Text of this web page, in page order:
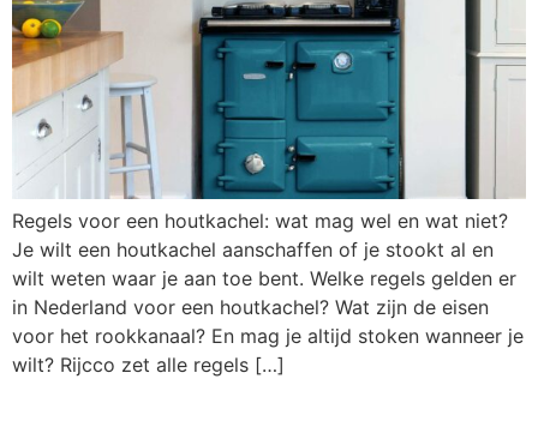
Regels voor een houtkachel: wat mag wel en wat niet?
Je wilt een houtkachel aanschaffen of je stookt al en
wilt weten waar je aan toe bent. Welke regels gelden er
in Nederland voor een houtkachel? Wat zijn de eisen
voor het rookkanaal? En mag je altijd stoken wanneer je
wilt? Rijcco zet alle regels […]